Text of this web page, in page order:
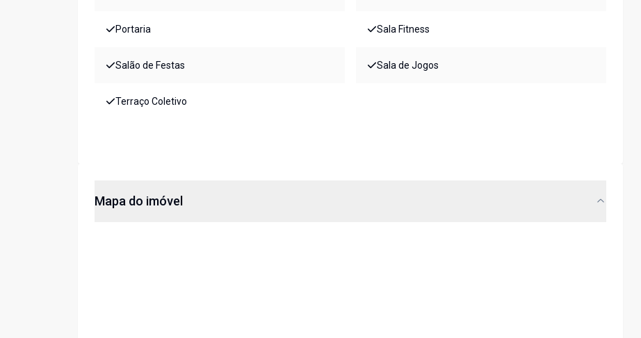
Portaria Sala Fitness
Salão de Festas Sala de Jogos
Terraço Coletivo
Mapa do imóvel